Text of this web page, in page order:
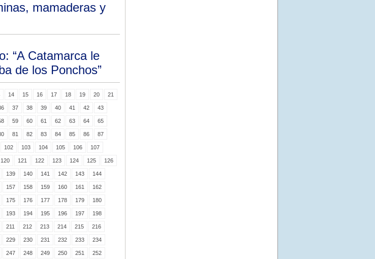
mamaderas y
“A Catamarca le
de los Ponchos”
14 15 16 17 18 19 20 21
37 38 39 40 41 42 43
59 60 61 62 63 64 65
81 82 83 84 85 86 87
102 103 104 105 106 107
120 121 122 123 124 125 126
139 140 141 142 143 144
157 158 159 160 161 162
175 176 177 178 179 180
193 194 195 196 197 198
211 212 213 214 215 216
229 230 231 232 233 234
247 248 249 250 251 252